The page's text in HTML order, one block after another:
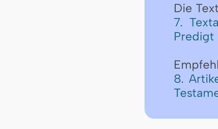
Die
7.
Predigt
8.